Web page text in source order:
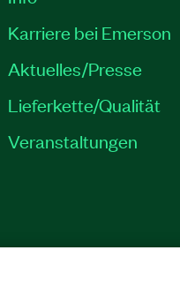
Karriere bei Emerson
Aktuelles/Presse
Lieferkette/Qualität
Veranstaltungen